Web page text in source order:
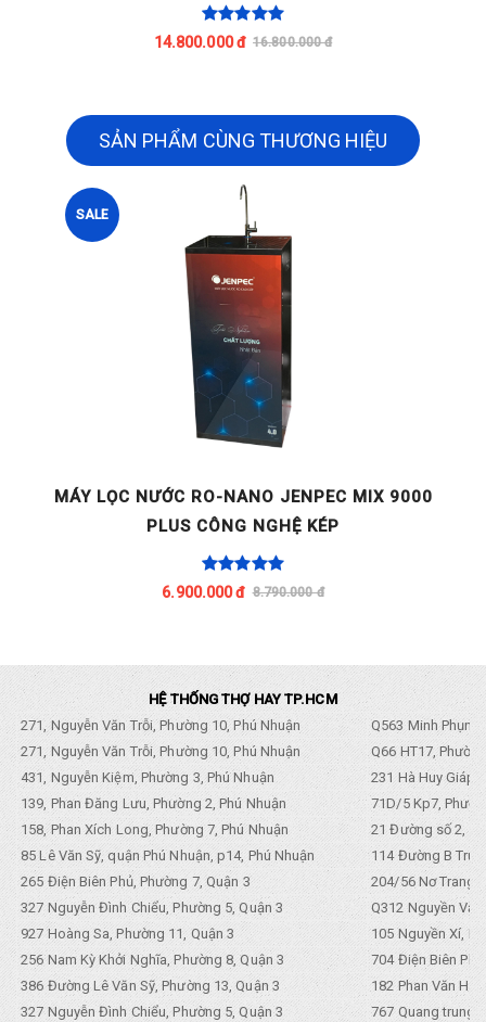
14.800.000 đ 16.800.000 đ
SẢN PHẨM CÙNG THƯƠNG HIỆU
SALE
MÁY LỌC NƯỚC RO-NANO JENPEC MIX 9000
PLUS CÔNG NGHỆ KÉP
6.900.000 đ 8.790.000 đ
HỆ THỐNG THỢ HAY TP.HCM
271, Nguyễn Văn Trỗi, Phường 10, Phú Nhuận
Q563 Minh
271, Nguyễn Văn Trỗi, Phường 10, Phú Nhuận
Q66 HT17,
431, Nguyễn Kiệm, Phường 3, Phú Nhuận
231 Hà Huy Giáp,
139, Phan Đăng Lưu, Phường 2, Phú Nhuận
71D/5 Kp7,
158, Phan Xích Long, Phường 7, Phú Nhuận
21 Đường số 2,
85 Lê Văn Sỹ, quận Phú Nhuận, p14, Phú Nhuận
114 Đường B
265 Điện Biên Phủ, Phường 7, Quận 3
204/56 Nơ Trang
327 Nguyễn Đình Chiểu, Phường 5, Quận 3
Q312 Nguyền
927 Hoàng Sa, Phường 11, Quận 3
105 Nguyền Xí,
256 Nam Kỳ Khởi Nghĩa, Phường 8, Quận 3
704 Điện Biên
386 Đường Lê Văn Sỹ, Phường 13, Quận 3
182 Phan Văn
327 Nguyễn Đình Chiểu, Phường 5, Quận 3
767 Quang trung,